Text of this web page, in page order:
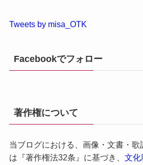
Tweets by misa_OTK
Facebookでフォロー
著作権について
当ブログにおける、画像・文書・歌
は『著作権法32条』に基づき、 文化